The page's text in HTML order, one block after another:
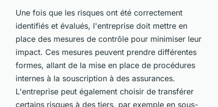
Une fois que les risques ont été correctement
identifiés et évalués, l'entreprise doit mettre en
place des mesures de contrôle pour minimiser leur
impact. Ces mesures peuvent prendre différentes
formes, allant de la mise en place de procédures
internes à la souscription à des assurances.
L'entreprise peut également choisir de transférer
certains risques à des tiers, par exemple en sous-